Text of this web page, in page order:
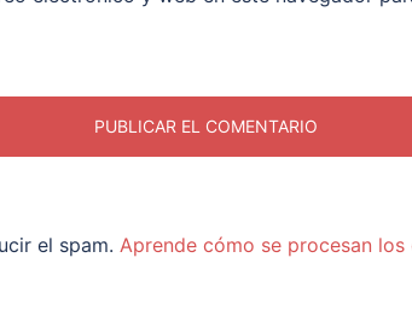
el spam. Aprende cómo se procesan